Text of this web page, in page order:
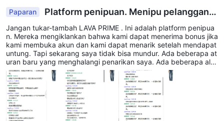
Paparan
Platform penipuan. Menipu pelanggan.
Tidak dapat menarik.
Jangan tukar-tambah LAVA PRIME . Ini adalah platform penipua
n. Mereka mengiklankan bahwa kami dapat menerima bonus jika
kami membuka akun dan kami dapat menarik setelah mendapat
untung. Tapi sekarang saya tidak bisa mundur. Ada beberapa at
uran baru yang menghalangi penarikan saya. Ada beberapa alas
an untuk membuktikan bahwa ini adalah platform penipuan: 1. S
erver berlokasi di Cina, namun, ini adalah platform asing. Ini jelas
scam. 2. Ada batasan beberapa dekade pips untuk menghentik
an kerugian atau mengambil untung. Dan ada lebih dari tujuh pul
uh pips batas untuk mengirim pesanan. Mereka tidak ingin Anda
untung dengan pesanan singkat. 3. Leverage rendah sedangka